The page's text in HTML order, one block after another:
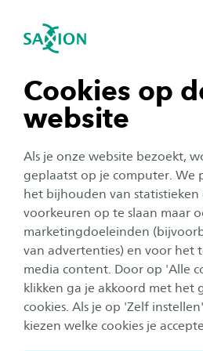
Cookies op
website
Als je onze website bezoekt,
geplaatst op je computer. We
het bijhouden van
voorkeuren op te slaan maar
marketingdoeleinden
van advertenties) en voor het
media content. Door op 'Alle
klikken ga je akkoord met het
cookies. Als je op 'Zelf
kiezen welke cookies je
Navigatie openen
tonen
tonen
tonen
tonen
sluiten
Nieuws
Meerdere categorieën
HyDriven schrijft
Student Austria op de Red
Studentenleven
Publicatiedatum:
30 juli 2026
Waarom meedoen aan de
sterker aan je studie